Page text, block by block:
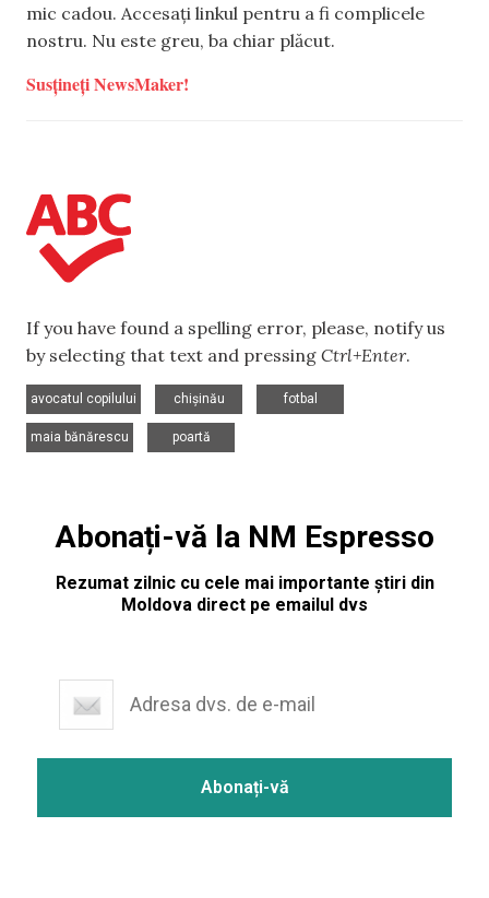
mic cadou. Accesați linkul pentru a fi complicele
nostru. Nu este greu, ba chiar plăcut.
Susțineți NewsMaker!
If you have found a spelling error, please, notify us
by selecting that text and pressing Ctrl+Enter.
avocatul copilului
chișinău
fotbal
maia bănărescu
poartă
Abonați-vă la NM Espresso
Rezumat zilnic cu cele mai importante știri din
Moldova direct pe emailul dvs